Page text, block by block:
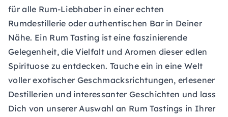
für alle Rum-Liebhaber in einer echten
Rumdestillerie oder authentischen Bar in Deiner
Nähe. Ein Rum Tasting ist eine faszinierende
Gelegenheit, die Vielfalt und Aromen dieser edlen
Spirituose zu entdecken. Tauche ein in eine Welt
voller exotischer Geschmacksrichtungen, erlesener
Destillerien und interessanter Geschichten und lass
Dich von unserer Auswahl an Rum Tastings in Ihrer